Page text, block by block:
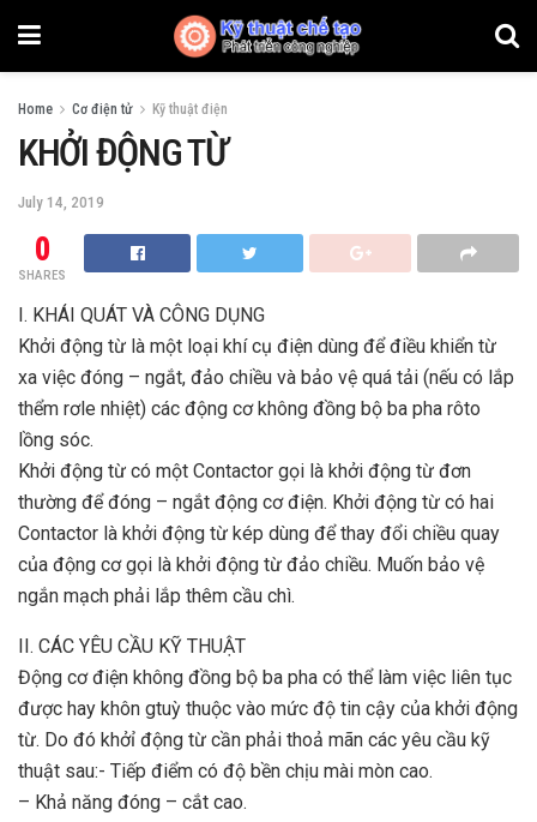
Home Cơ điện tử Kỹ thuật điện
KHỞI ĐỘNG TỪ
July 14, 2019
0
SHARES
I. KHÁI QUÁT VÀ CÔNG DỤNG
Khởi động từ là một loại khí cụ điện dùng để điều khiển từ
xa việc đóng – ngắt, đảo chiều và bảo vệ quá tải (nếu có lắp
thểm rơle nhiệt) các động cơ không đồng bộ ba pha rôto
lồng sóc.
Khởi động từ có một Contactor gọi là khởi động từ đơn
thường để đóng – ngắt động cơ điện. Khởi động từ có hai
Contactor là khởi động từ kép dùng để thay đổi chiều quay
của động cơ gọi là khởi động từ đảo chiều. Muốn bảo vệ
ngắn mạch phải lắp thêm cầu chì.
II. CÁC YÊU CẦU KỸ THUẬT
Động cơ điện không đồng bộ ba pha có thể làm việc liên tục
được hay khôn gtuỳ thuộc vào mức độ tin cậy của khởi động
từ. Do đó khởỉ động từ cần phải thoả mãn các yêu cầu kỹ
thuật sau:- Tiếp điểm có độ bền chịu mài mòn cao.
– Khả năng đóng – cắt cao.